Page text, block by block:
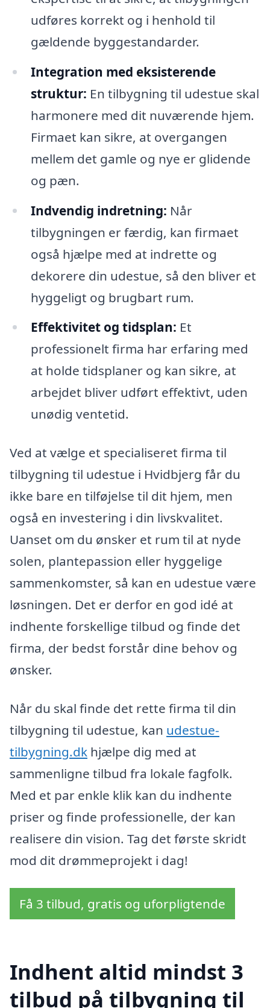
udføres korrekt og i henhold til
gældende byggestandarder.
Integration med eksisterende
struktur: En tilbygning til udestue skal
harmonere med dit nuværende hjem.
Firmaet kan sikre, at overgangen
mellem det gamle og nye er glidende
og pæn.
Indvendig indretning: Når
tilbygningen er færdig, kan firmaet
også hjælpe med at indrette og
dekorere din udestue, så den bliver et
hyggeligt og brugbart rum.
Effektivitet og tidsplan: Et
professionelt firma har erfaring med
at holde tidsplaner og kan sikre, at
arbejdet bliver udført effektivt, uden
unødig ventetid.
Ved at vælge et specialiseret firma til
tilbygning til udestue i Hvidbjerg får du
ikke bare en tilføjelse til dit hjem, men
også en investering i din livskvalitet.
Uanset om du ønsker et rum til at nyde
solen, plantepassion eller hyggelige
sammenkomster, så kan en udestue være
løsningen. Det er derfor en god idé at
indhente forskellige tilbud og finde det
firma, der bedst forstår dine behov og
ønsker.
Når du skal finde det rette firma til din
tilbygning til udestue, kan udestue-
tilbygning.dk hjælpe dig med at
sammenligne tilbud fra lokale fagfolk.
Med et par enkle klik kan du indhente
priser og finde professionelle, der kan
realisere din vision. Tag det første skridt
mod dit drømmeprojekt i dag!
Få 3 tilbud, gratis og uforpligtende
Indhent altid mindst 3
tilbud på tilbygning til